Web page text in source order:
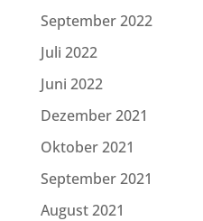
September 2022
Juli 2022
Juni 2022
Dezember 2021
Oktober 2021
September 2021
August 2021